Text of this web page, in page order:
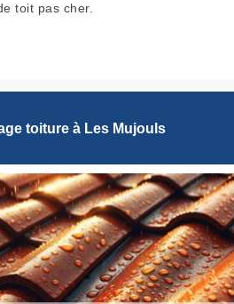
toit pas cher.
toiture à Les Mujouls